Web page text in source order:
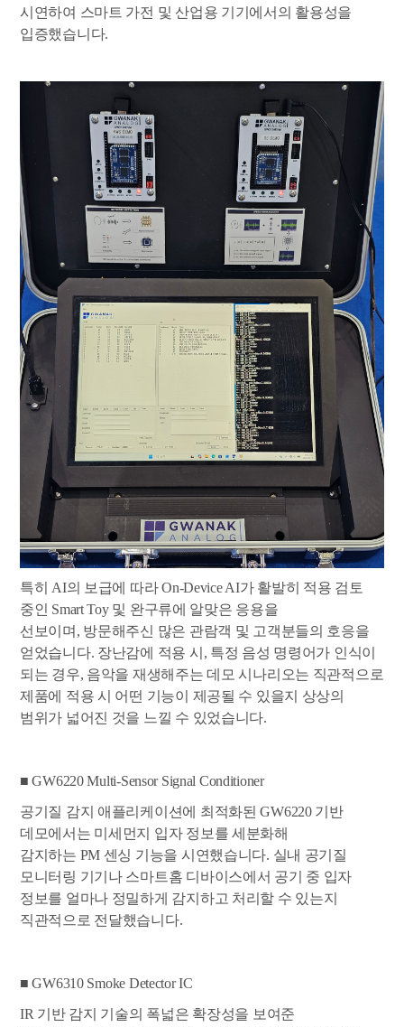
시연하여 스마트 가전 및 산업용 기기에서의 활용성을
입증했습니다.
특히 AI의 보급에 따라 On-Device AI가 활발히 적용 검토
중인 Smart Toy 및 완구류에 알맞은 응용을
선보이며, 방문해주신 많은 관람객 및 고객분들의 호응을
얻었습니다. 장난감에 적용 시, 특정 음성 명령어가 인식이
되는 경우, 음악을 재생해주는 데모 시나리오는 직관적으로
제품에 적용 시 어떤 기능이 제공될 수 있을지 상상의
범위가 넓어진 것을 느낄 수 있었습니다.
■ GW6220 Multi-Sensor Signal Conditioner
공기질 감지 애플리케이션에 최적화된 GW6220 기반
데모에서는 미세먼지 입자 정보를 세분화해
감지하는 PM 센싱 기능을 시연했습니다. 실내 공기질
모니터링 기기나 스마트홈 디바이스에서 공기 중 입자
정보를 얼마나 정밀하게 감지하고 처리할 수 있는지
직관적으로 전달했습니다.
■ GW6310 Smoke Detector IC
IR 기반 감지 기술의 폭넓은 확장성을 보여준